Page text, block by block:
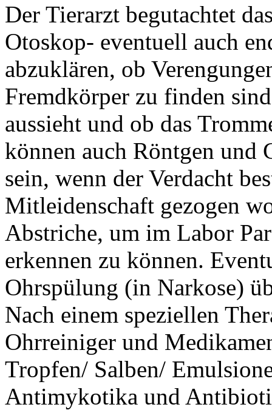
Der Tierarzt begutachtet
Otoskop- eventuell auch
abzuklären, ob
Fremdkörper zu finden
aussieht und ob das
können auch Röntgen
sein, wenn der Verdacht
Mitleidenschaft gezogen
Abstriche, um im Labor
erkennen zu können.
Ohrspülung (in Narkose)
Nach einem speziellen
Ohrreiniger und
Tropfen/ Salben/
Antimykotika und